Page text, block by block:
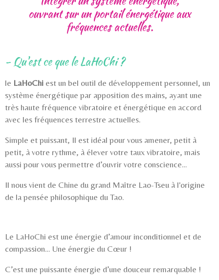
ouvrant surun portail énergétique aux
fréquences actuelles.
- Qu'est ce que le LaHoChi ?
le LaHoChi est un bel outil de développement personnel, un
système énergétique par apposition des mains, ayant une
très haute fréquence vibratoire et énergétique en accord
avec les fréquences terrestre actuelles.
Simple et puissant, Il est idéal pour vous amener, petit à
petit, à votre rythme, à élever votre taux vibratoire, mais
aussi pour vous permettre d’ouvrir votre conscience…
Il nous vient de Chine du grand Maître Lao-Tseu à l'origine
de la pensée philosophique du Tao.
Le LaHoChi est une énergie d’amour inconditionnel et de
compassion… Une énergie du Cœur !
C’est une puissante énergie d’une douceur remarquable !